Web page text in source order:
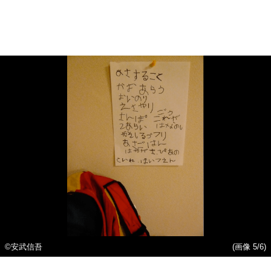
©安武信吾 (画像 5/6)